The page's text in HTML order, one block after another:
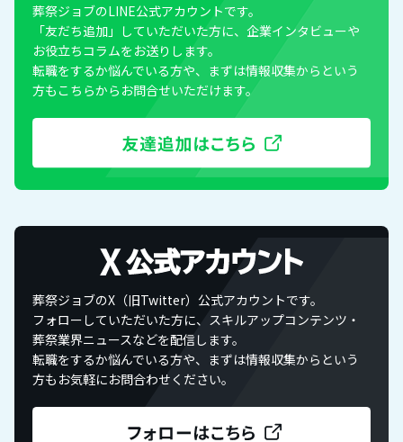
葬祭ジョブのLINE公式アカウントです。
「友だち追加」していただいた方に、企業インタビューや
お役立ちコラムをお送りします。
転職をするか悩んでいる方や、まずは情報収集からという
方もこちらからお問合せいただけます。
葬祭ジョブのX（旧Twitter）公式アカウントです。
フォローしていただいた方に、スキルアップコンテンツ・
葬祭業界ニュースなどを配信します。
転職をするか悩んでいる方や、まずは情報収集からという
方もお気軽にお問合わせください。